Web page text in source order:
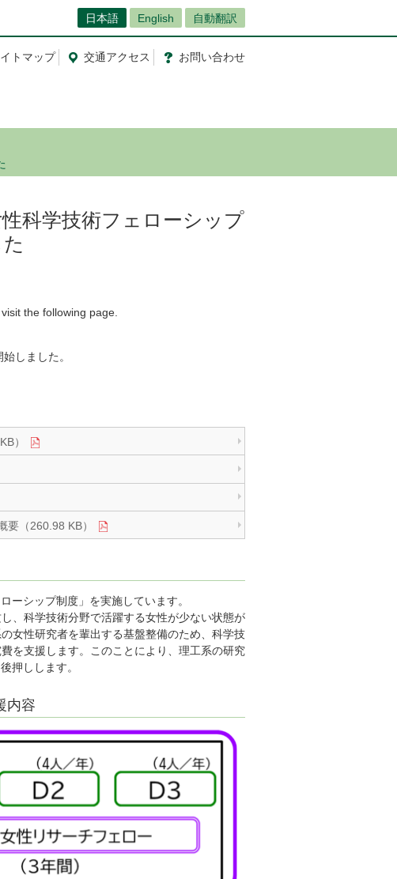
日本語 English 自動翻訳
トマップ 交通アクセス お問い合わせ
性科学技術フェローシップ
the following page.
しました。
）
（260.98 KB）
ーシップ制度」を実施しています。
、科学技術分野で活躍する女性が少ない状態が
女性研究者を輩出する基盤整備のため、科学技
を支援します。このことにより、理工系の研究
押しします。
内容